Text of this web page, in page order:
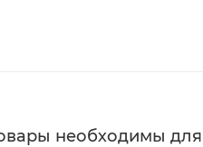
необходимы для